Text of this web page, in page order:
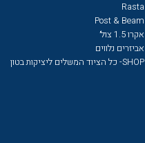
Rasta
Post & Beam
אקרו 1.5 צול׳
אביזרים נלווים
SHOP- כל הציוד המשלים ליציקות בטון